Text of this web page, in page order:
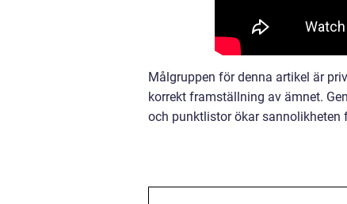
Målgruppen för denna artikel är
korrekt framställning av ämnet.
och punktlistor ökar sannolikheten